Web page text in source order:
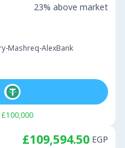
Mashreq-AlexBank
23% above market
£109,594.50 EGP